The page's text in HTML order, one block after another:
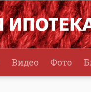
Видео Фото